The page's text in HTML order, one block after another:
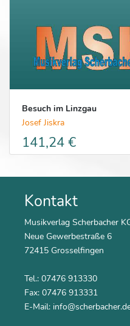
Besuch im Linzgau
Josef Jiskra
141,24 €
Kontakt
Musikverlag Scherbacher
Neue Gewerbestraße 6
72415 Grosselfingen
Tel.: 07476 913330
Fax: 07476 913331
E-Mail: